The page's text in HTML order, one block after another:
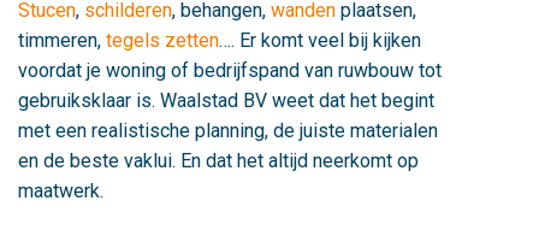
Stucen, schilderen, behangen, wanden plaatsen,
timmeren, tegels zetten…. Er komt veel bij kijken
voordat je woning of bedrijfspand van ruwbouw tot
gebruiksklaar is. Waalstad BV weet dat het begint
met een realistische planning, de juiste materialen
en de beste vaklui. En dat het altijd neerkomt op
maatwerk.